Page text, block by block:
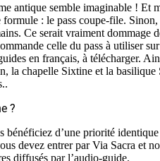
antique semble imaginable ! Et
: le pass coupe-file.
Ce serait vraiment dommage
celle du pass à utiliser
en français, à télécharger.
la chapelle Sixtine et la
?
d’une priorité
devez entrer par Via Sacra et
diffusés par l’audio-guide.